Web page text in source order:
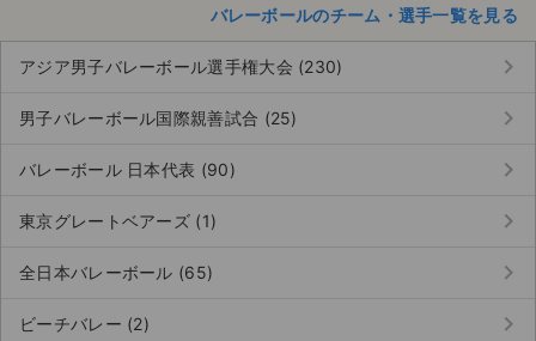
バレーボールのチーム・選手一覧を見る
アジア男子バレーボール選手権大会 (230) keyboard_arrow_right
男子バレーボール国際親善試合 (25) keyboard_arrow_right
バレーボール 日本代表 (90) keyboard_arrow_right
東京グレートベアーズ (1) keyboard_arrow_right
全日本バレーボール (65) keyboard_arrow_right
ビーチバレー (2) keyboard_arrow_right